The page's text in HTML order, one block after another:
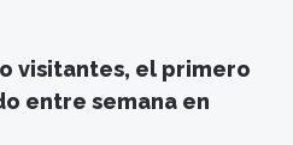
visitantes, el primero
entre semana en